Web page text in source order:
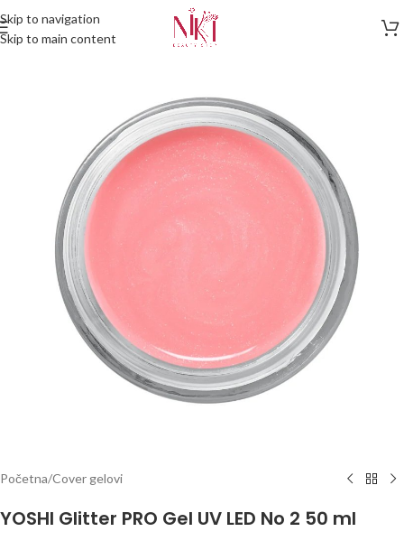
Skip to navigation
Skip to main content
Početna/Cover gelovi
YOSHI Glitter PRO Gel UV LED No 2 50 ml